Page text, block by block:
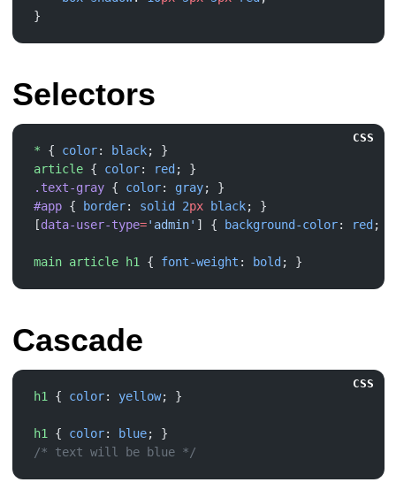
Selectors
CSS
* { color: black
article { color: red
.text-gray { color: gray
#app { border: solid 2px black
[data-user-type='admin' ] { background-color: red
main article h1 { font-weight : bold
Cascade
CSS
h1 { color: yellow
h1 { color: blue